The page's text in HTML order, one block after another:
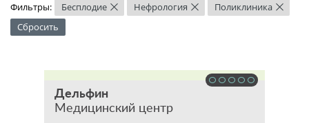
Фильтры: Бесплодие × Нефрология × Поликлиника ×
Сбросить
Дельфин
Медицинский центр